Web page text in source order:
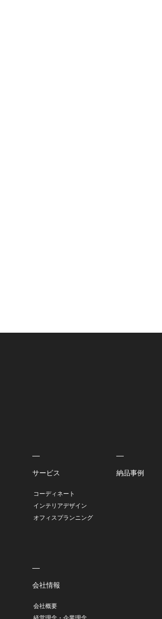
サービス
コーディネート
インテリアデザイン
オフィスプランニング
納品事例
会社情報
会社概要